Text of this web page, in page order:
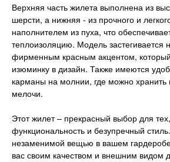
Верхняя часть жилета выполнена из
шерсти, а нижняя - из прочного и
наполнителем из пуха, что
теплоизоляцию. Модель застегивается
фирменным красным акцентом,
изюминку в дизайн. Также имеются
карманы на молнии, где можно
мелочи.
Этот жилет – прекрасный выбор для
функциональность и безупречный
незаменимой вещью в вашем
вас своим качеством и внешним видом